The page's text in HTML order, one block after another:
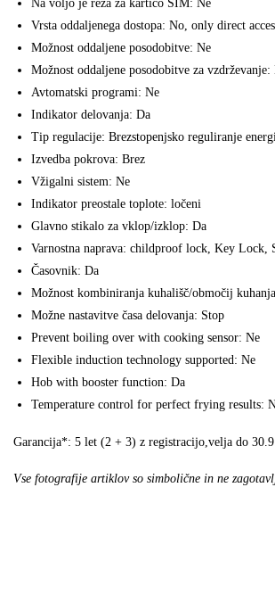
Na voljo je reža za kartico SIM: Ne
Vrsta oddaljenega dostopa: No, only direct
Možnost oddaljene posodobitve: Ne
Možnost oddaljene posodobitve za vzdrževanje:
Avtomatski programi: Ne
Indikator delovanja: Da
Tip regulacije: Brezstopenjsko reguliranje
Izvedba pokrova: Brez
Vžigalni sistem: Ne
Indikator preostale toplote: ločeni
Glavno stikalo za vklop/izklop: Da
Varnostna naprava: childproof lock, Key Lock,
Časovnik: Da
Možnost kombiniranja kuhališč/območij
Možne nastavitve časa delovanja: Stop
Prevent boiling over with cooking sensor: Ne
Flexible induction technology supported: Ne
Hob with booster function: Da
Temperature control for perfect frying results:
Garancija*: 5 let (2 + 3) z registracijo,velja do
Vse fotografije artiklov so simbolične in ne